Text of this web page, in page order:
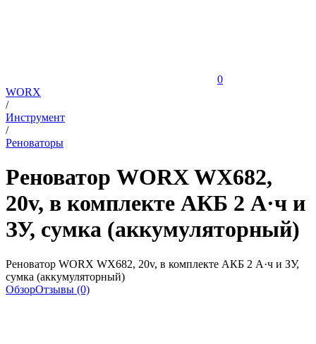
0
WORX
/
Инструмент
/
Реноваторы
Реноватор WORX WX682,
20v, в комплекте АКБ 2 А·ч и
ЗУ, сумка (аккумуляторный)
Реноватор WORX WX682, 20v, в комплекте АКБ 2 А·ч и ЗУ,
сумка (аккумуляторный)
ОбзорОтзывы (0)